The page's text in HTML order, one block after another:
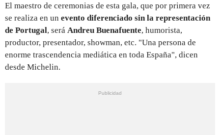
El maestro de ceremonias de esta gala, que por primera vez
se realiza en un evento diferenciado sin la representación
de Portugal, será Andreu Buenafuente, humorista,
productor, presentador, showman, etc. "Una persona de
enorme trascendencia mediática en toda España", dicen
desde Michelin.